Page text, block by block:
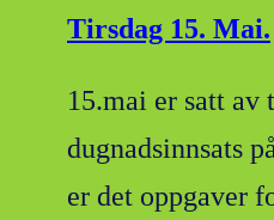
Tirsdag 15. Mai.
15.mai er satt av
dugnadsinnsats
er det oppgaver